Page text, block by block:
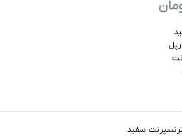
ترنسپرنت سفید